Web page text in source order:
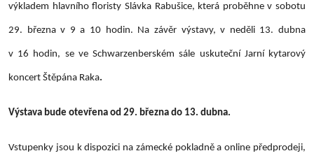
výkladem hlavního floristy Slávka Rabušice, která proběhnev sobotu
29. března v 9 a 10 hodin. Na závěr výstavy, v neděli 13. dubna
v 16 hodin, se ve Schwarzenberském sále uskuteční Jarní kytarový
koncert Štěpána Raka.
Výstava bude otevřena od 29. března do 13. dubna.
Vstupenky jsou k dispozici na zámecké pokladně a online předprodeji,